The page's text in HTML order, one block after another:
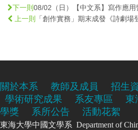
下一則 08/02（日）【中文系】寫作應
上一則
「創作實務」期末成發《詩劇場
關於本系 教師及成員 招生
學術研究成果
系友專區 東
學獎
系所公告 活動花絮
東海大學中國文學系 Department of